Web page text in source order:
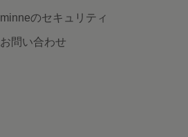
minneのセキュリティ
お問い合わせ